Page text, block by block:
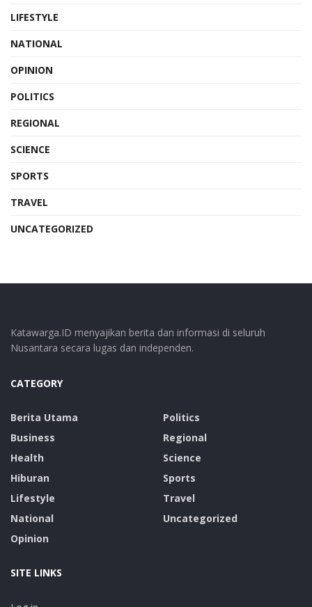
LIFESTYLE
NATIONAL
OPINION
POLITICS
REGIONAL
SCIENCE
SPORTS
TRAVEL
UNCATEGORIZED
Katawarga.ID menyajikan berita dan informasi di seluruh
Nusantara secara lugas dan independen.
CATEGORY
Berita Utama
Business
Health
Hiburan
Lifestyle
National
Opinion
Politics
Regional
Science
Sports
Travel
Uncategorized
SITE LINKS